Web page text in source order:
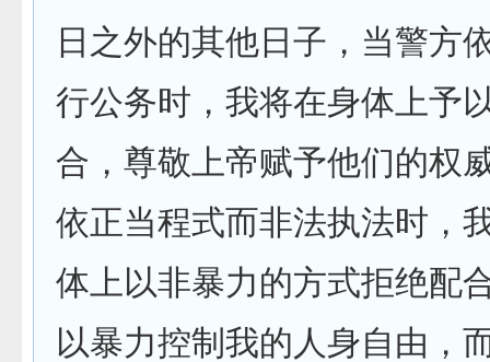
日之外的其他日子，当警方
行公务时，我将在身体上予
合，尊敬上帝赋予他们的权
依正当程式而非法执法时，
体上以非暴力的方式拒绝配
以暴力控制我的人身自由，